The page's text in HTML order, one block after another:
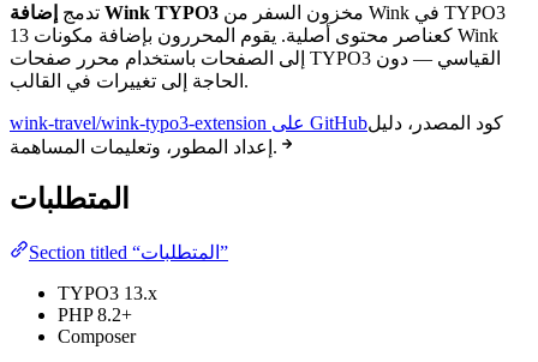
تدمج إضافة Wink TYPO3
13 كعناصر محتوى أصلية. يقوم المحررون بإضافة مكونات Wink
إلى الصفحات باستخدام محرر صفحات TYPO3 القياسي — دون
الحاجة إلى تغييرات في القالب.
wink-travel/wink-typo3-extension على GitHubكود المصدر، دليل
إعداد المطور، وتعليمات المساهمة.
المتطلبات
Section titled “المتطلبات”
TYPO3 13.x
PHP 8.2+
Composer